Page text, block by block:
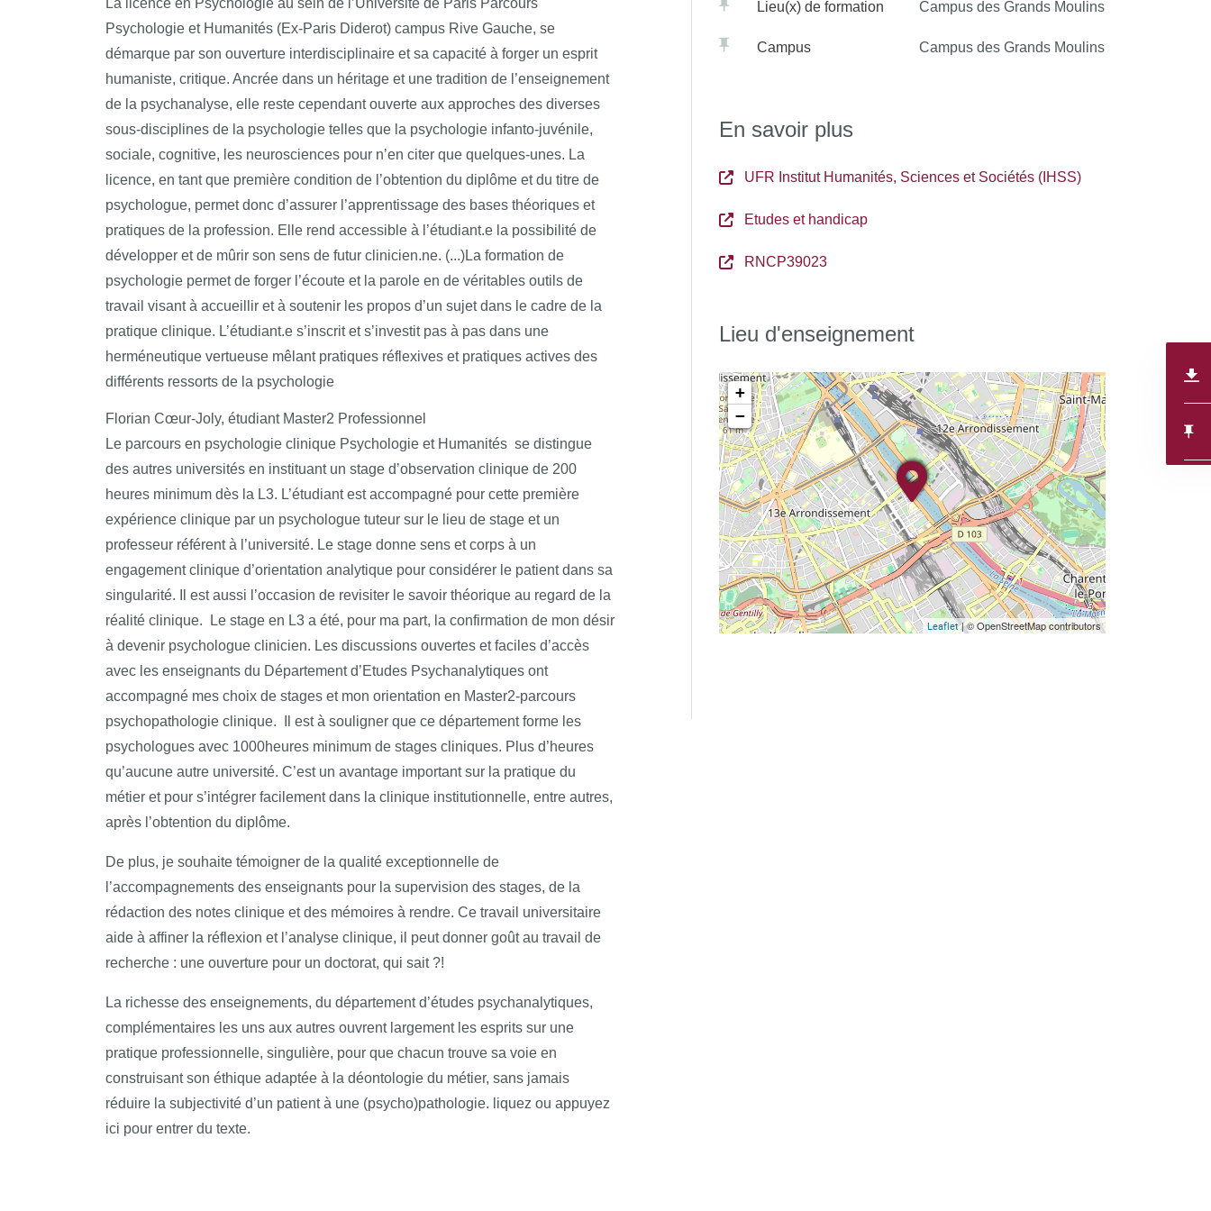
psychologue, qu’il ait vocation à travailler comme chercheur ou comme
praticien. L’acquisition de savoirs connexes à la psychologie permet également
à l’étudiant-e d’acquérir des compétences susceptibles de faciliter, le cas
échéant, un transfert vers d’autres champs de formation ou d’exercice
professionnel, et à faciliter des réorientations au cours de la licence.
Les trois années de la licence sont construites sur le principe d’une
progressivité dans l’acquisition des savoirs, et d’une spécialisation et d’une pré-
diversité des méthodes de recueil et d’analyse des données en psychologie,
qu’aux compétences disciplinaires et déontologiques du métier de
psychologue.
ses troubles, les apprentissages et leurs difficultés, le comportement des
enfants, de la personne adulte et de la personne vieillissante;
Mobiliser les bases théoriques du fonctionnement psychique par la prise en
compte du fait que l’individu se situe, est influencé et influence un
environnement social;
Situer dans leur complexité les aspects normaux et pathologiques du
comportement humain; Caractériser l’adaptation ou l’inadaptation à un
environnement ordinaire ou spécifique; ∙
Se servir des bases neuro-anatomiques et neuropsychologiques normales et
pathologiques du comportement humain;
Mobiliser les bases méthodologiques et statistiques pour l’analyse du
comportement : objectif, problématique, hypothèse, méthode, analyse,
implications;
Mettre en œuvre les principes fondamentaux des différentes méthodes en jeu
dans la pratique de la discipline;
Respecter les principes de l’éthique de la recherche, de la déontologie
professionnelle des psychologues et de la législation qui concerne
spécifiquement les psychologues.
La licence en Psychologie au sein de l’Université de Paris Parcours
Psychologie et Humanités (Ex-Paris Diderot) campus Rive Gauche, se
démarque par son ouverture interdisciplinaire et sa capacité à forger un esprit
humaniste, critique. Ancrée dans un héritage et une tradition de l’enseignement
de la psychanalyse, elle reste cependant ouverte aux approches des diverses
sous-disciplines de la psychologie telles que la psychologie infanto-juvénile,
sociale, cognitive, les neurosciences pour n’en citer que quelques-unes. La
licence, en tant que première condition de l’obtention du diplôme et du titre de
psychologue, permet donc d’assurer l’apprentissage des bases théoriques et
pratiques de la profession. Elle rend accessible à l’étudiant.e la possibilité de
développer et de mûrir son sens de futur clinicien.ne. (...)La formation de
psychologie permet de forger l’écoute et la parole en de véritables outils de
travail visant à accueillir et à soutenir les propos d’un sujet dans le cadre de la
pratique clinique. L’étudiant.e s’inscrit et s’investit pas à pas dans une
herméneutique vertueuse mêlant pratiques réflexives et pratiques actives des
différents ressorts de la psychologie
Florian Cœur-Joly, étudiant Master2 Professionnel
Le parcours en psychologie clinique Psychologie et Humanités se distingue
des autres universités en instituant un stage d’observation clinique de 200
heures minimum dès la L3. L’étudiant est accompagné pour cette première
expérience clinique par un psychologue tuteur sur le lieu de stage et un
professeur référent à l’université. Le stage donne sens et corps à un
engagement clinique d’orientation analytique pour considérer le patient dans sa
singularité. Il est aussi l’occasion de revisiter le savoir théorique au regard de la
réalité clinique. Le stage en L3 a été, pour ma part, la confirmation de mon désir
à devenir psychologue clinicien. Les discussions ouvertes et faciles d’accès
avec les enseignants du Département d’Etudes Psychanalytiques ont
accompagné mes choix de stages et mon orientation en Master2-parcours
psychopathologie clinique. Il est à souligner que ce département forme les
psychologues avec 1000heures minimum de stages cliniques. Plus d’heures
qu’aucune autre université. C’est un avantage important sur la pratique du
métier et pour s’intégrer facilement dans la clinique institutionnelle, entre autres,
après l’obtention du diplôme.
De plus, je souhaite témoigner de la qualité exceptionnelle de
l’accompagnements des enseignants pour la supervision des stages, de la
rédaction des notes clinique et des mémoires à rendre. Ce travail universitaire
aide à affiner la réflexion et l’analyse clinique, il peut donner goût au travail de
recherche : une ouverture pour un doctorat, qui sait ?!
La richesse des enseignements, du département d’études psychanalytiques,
complémentaires les uns aux autres ouvrent largement les esprits sur une
pratique professionnelle, singulière, pour que chacun trouve sa voie en
construisant son éthique adaptée à la déontologie du métier, sans jamais
réduire la subjectivité d’un patient à une (psycho)pathologie. liquez ou appuyez
ici pour entrer du texte.
d’enseignement par semaine
par semaine+200 h de stage
Lieu(x) de formation Campus des Grands Moulins
Campus Campus des Grands Moulins
En savoir plus
UFR Institut Humanités, Sciences et Sociétés (IHSS)
Etudes et handicap
RNCP39023
Lieu d'enseignement
+
−
Leaflet| © OpenStreetMap contributors